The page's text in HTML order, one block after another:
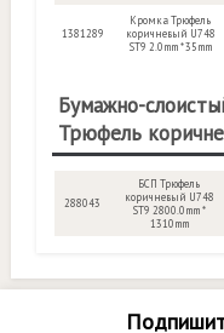
1381289
Кромка Трюфель
коричневый U748
ST9 2.0mm * 35mm
Бумажно-
Трюфель
288043
БСП Трюфель
коричневый U748
ST9 2800.0mm *
1310mm